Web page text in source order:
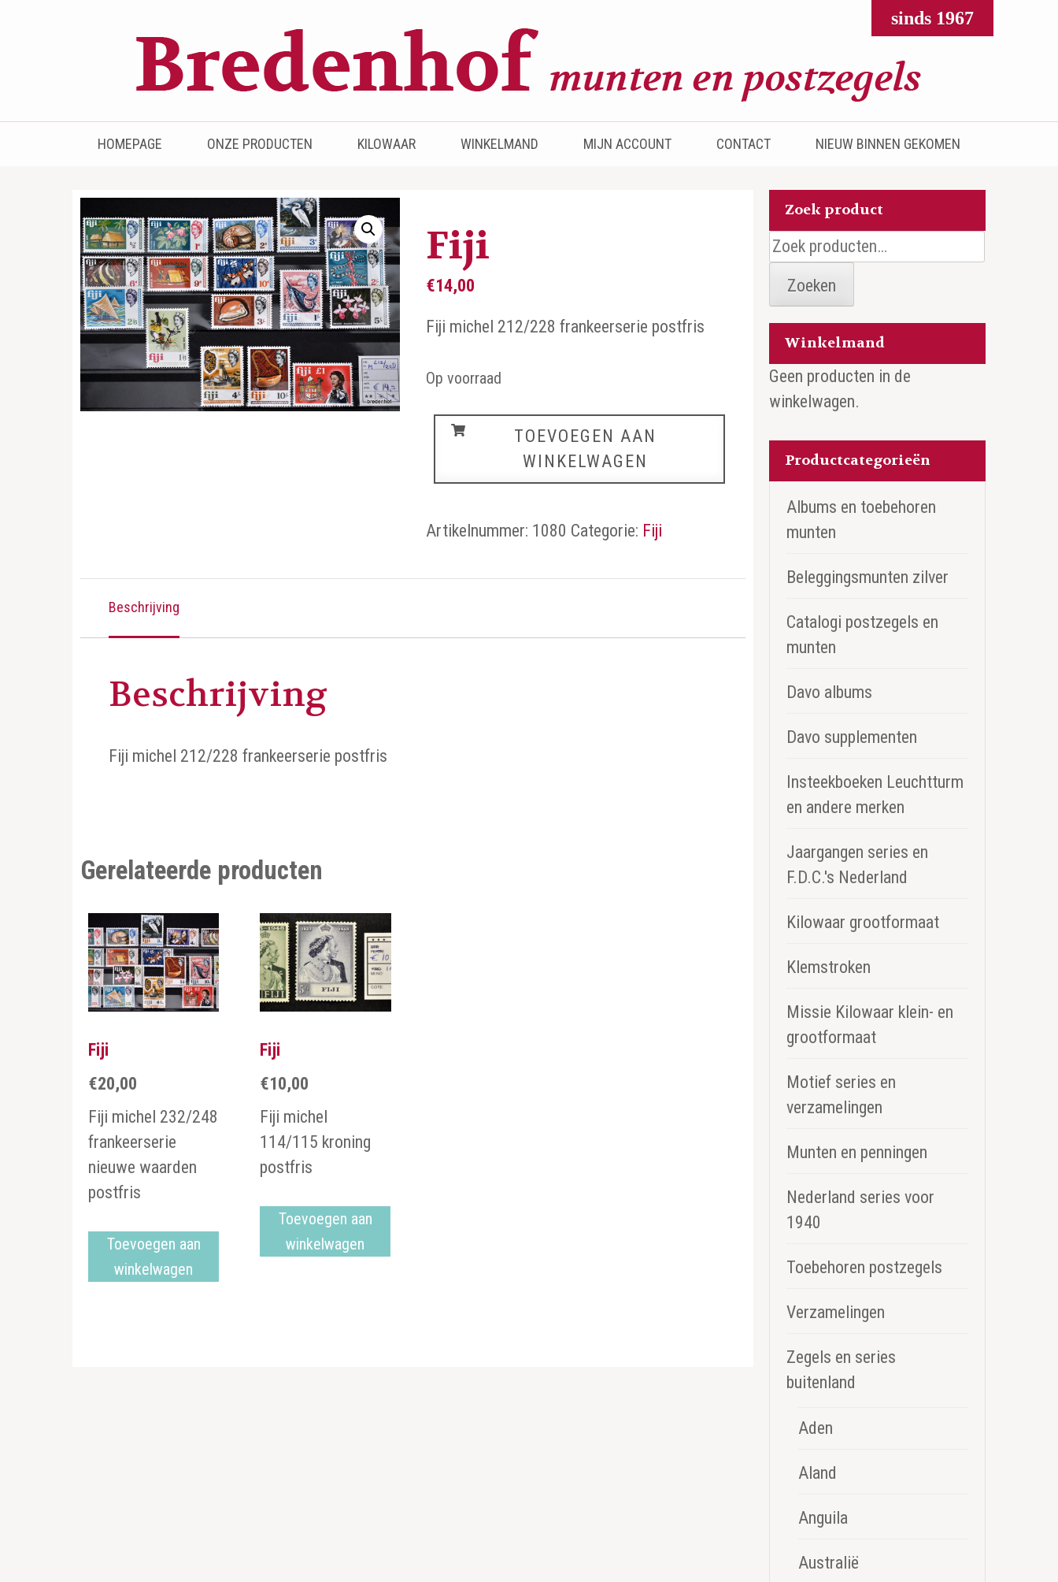
sinds 1967
Bredenhof
Postzegels en munten
HOMEPAGE ONZE PRODUCTEN KILOWAAR WINKELMAND MIJN ACCOUNT CONTACT NIEUW BINNEN GEKOMEN
Fiji
€14,00
Fiji michel 212/228 frankeerserie postfris
Op voorraad
TOEVOEGEN AAN
WINKELWAGEN
Artikelnummer: 1080 Categorie: Fiji
Beschrijving
Beschrijving
Fiji michel 212/228 frankeerserie postfris
Gerelateerde producten
Fiji
€20,00
Fiji michel 232/248
frankeerserie
nieuwe waarden
postfris
Toevoegen aan
winkelwagen
Fiji
€10,00
Fiji michel
114/115 kroning
postfris
Toevoegen aan
winkelwagen
Zoek product
Zoeken
naar:
Zoeken
Winkelmand
Geen producten in de
winkelwagen.
Productcategorieën
Albums en toebehoren
munten
Beleggingsmunten zilver
Catalogi postzegels en
munten
Davo albums
Davo supplementen
Insteekboeken Leuchtturm
en andere merken
Jaargangen series en
F.D.C.'s Nederland
Kilowaar grootformaat
Klemstroken
Missie Kilowaar klein- en
grootformaat
Motief series en
verzamelingen
Munten en penningen
Nederland series voor
1940
Toebehoren postzegels
Verzamelingen
Zegels en series
buitenland
Aden
Aland
Anguila
Australië